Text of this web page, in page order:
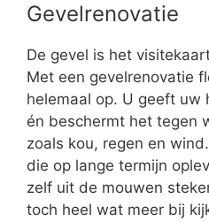
Gevelrenovatie
De gevel is het
Met een gevelrenovatie
helemaal op. U geeft uw
én beschermt het tegen
zoals kou, regen en
die op lange termijn
zelf uit de mouwen
toch heel wat meer bij